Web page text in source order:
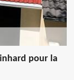
pour la